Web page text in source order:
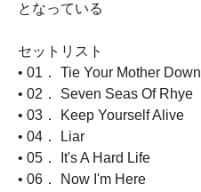
となっている
セットリスト
• 01． Tie Your Mother Down
• 02． Seven Seas Of Rhye
• 03． Keep Yourself Alive
• 04． Liar
• 05． It's A Hard Life
• 06． Now I'm Here